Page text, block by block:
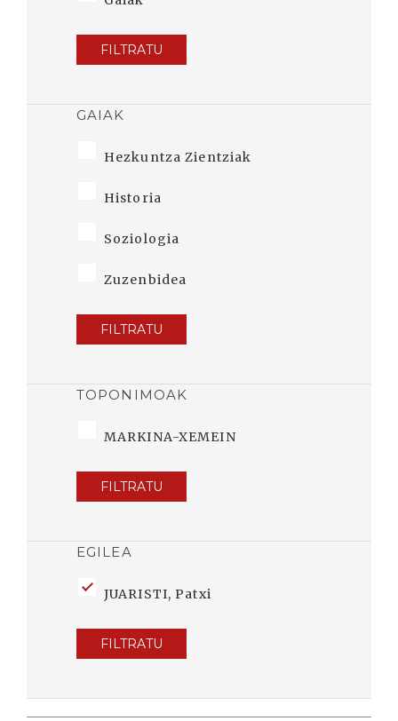
FILTRATU
GAIAK
Hezkuntza Zientziak
Historia
Soziologia
Zuzenbidea
FILTRATU
TOPONIMOAK
MARKINA-XEMEIN
FILTRATU
EGILEA
JUARISTI, Patxi
FILTRATU